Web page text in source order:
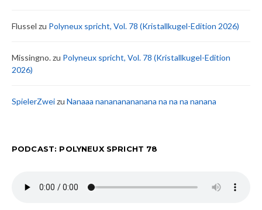
Flussel zu Polyneux spricht, Vol. 78 (Kristallkugel-Edition 2026)
Missingno.zu Polyneux spricht, Vol. 78 (Kristallkugel-Edition
2026)
SpielerZweizu Nanaaa nanananananana na na na nanana
PODCAST: POLYNEUX SPRICHT 78